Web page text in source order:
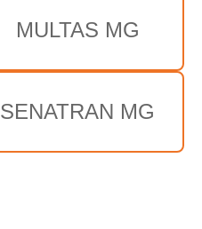
MULTAS MG
SENATRAN MG